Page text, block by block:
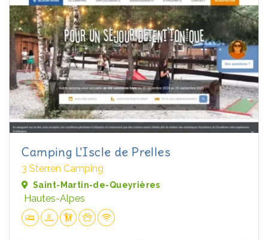
Camping L'Iscle de Prelles
3 Sterren Camping
Saint-Martin-de-Queyrières
Hautes-Alpes